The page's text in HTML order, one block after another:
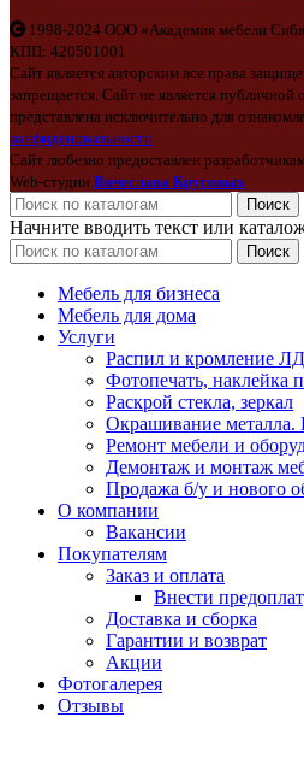
1998-2024 ООО «Академия мебели
КПП: 420501001
Сайт является авторским все права
запрещается. Сайт не является
представлена исключительно для
конфиденциальности
Сайт любезно предоставлен
Web-студии Вячеслава Круговых
Поиск
Начните вводить текст или
Поиск
Мебель для бизнеса
Мебель для дома
Услуги
Распил и кромление
Фотопечать, наклейка
Раскрой стекла, зеркал
Окрашивание металла.
Ремонт мебели и
Демонтаж и монтаж
Продажа б/у и нового
О компании
Вакансии
Покупателям
Заказ и оплата
Внести
Доставка и сборка
Гарантии и возврат
Акции
Фотогалерея
Отзывы